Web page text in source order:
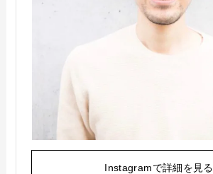
Instagramで詳細を見る